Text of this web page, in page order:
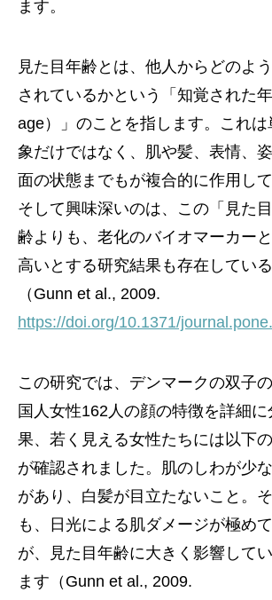
ます。
見た目年齢とは、他人からどのよ
されているかという「知覚された
age）」のことを指します。これ
象だけではなく、肌や髪、表情、
面の状態までもが複合的に作用して
そして興味深いのは、この「見た
齢よりも、老化のバイオマーカー
高いとする研究結果も存在してい
（Gunn et al., 2009.
https://doi.org/10.1371/
この研究では、デンマークの双子
国人女性162人の顔の特徴を詳細
果、若く見える女性たちには以下
が確認されました。肌のしわが少
があり、白髪が目立たないこと。
も、日光による肌ダメージが極め
が、見た目年齢に大きく影響して
ます（Gunn et al., 2009.